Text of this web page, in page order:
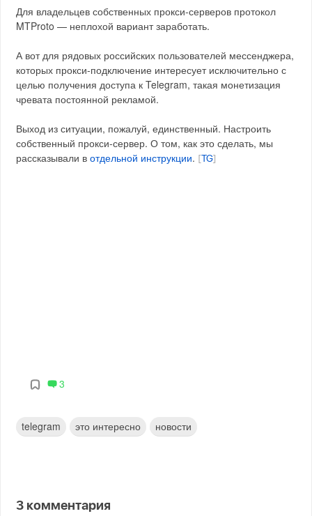
Для владельцев собственных прокси-серверов протокол
MTProto — неплохой вариант заработать.
А вот для рядовых российских пользователей мессенджера,
которых прокси-подключение интересует исключительно с
целью получения доступа к Telegram, такая монетизация
чревата постоянной рекламой.
Выход из ситуации, пожалуй, единственный. Настроить
собственный прокси-сервер. О том, как это сделать, мы
рассказывали вотдельной инструкции. [TG]
3
telegram это интересно новости
3 комментария